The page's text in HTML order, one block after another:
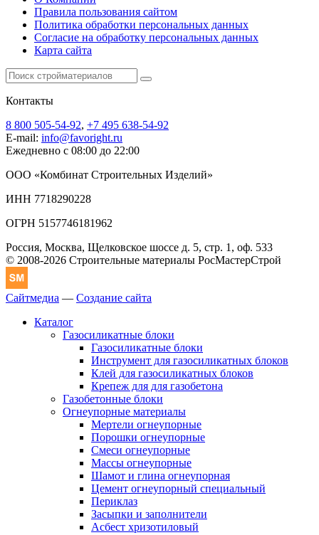
Правила пользования сайтом
Политика обработки персональных данных
Согласие на обработку персональных данных
Карта сайта
Контакты
8 800 505-54-92, +7 495 638-54-92
E-mail: info@favoright.ru
Ежедневно с 08:00 до 22:00
ООО «Комбинат Строительных Изделий»
ИНН 7718290228
ОГРН 5157746181962
Россия, Москва, Щелковское шоссе д. 5, стр. 1, оф. 533
© 2008-2026 Строительные материалы РосМастерСтрой
Сайтмедиа — Создание сайта
Каталог
Газосиликатные блоки
Газосиликатные блоки
Инструмент для газосиликатных блоков
Клей для газосиликатных блоков
Крепеж для для газобетона
Газобетонные блоки
Огнеупорные материалы
Мертели огнеупорные
Порошки огнеупорные
Смеси огнеупорные
Массы огнеупорные
Шамот и глина огнеупорная
Цемент огнеупорный специальный
Периклаз
Засыпки и заполнители
Асбест хризотиловый